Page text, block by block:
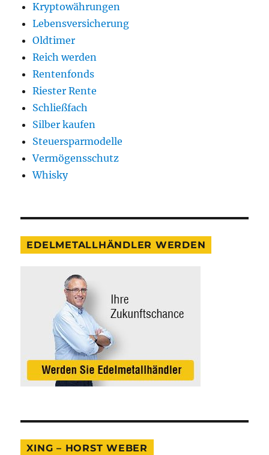
Kryptowährungen
Lebensversicherung
Oldtimer
Reich werden
Rentenfonds
Riester Rente
Schließfach
Silber kaufen
Steuersparmodelle
Vermögensschutz
Whisky
EDELMETALLHÄNDLER WERDEN
XING – HORST WEBER